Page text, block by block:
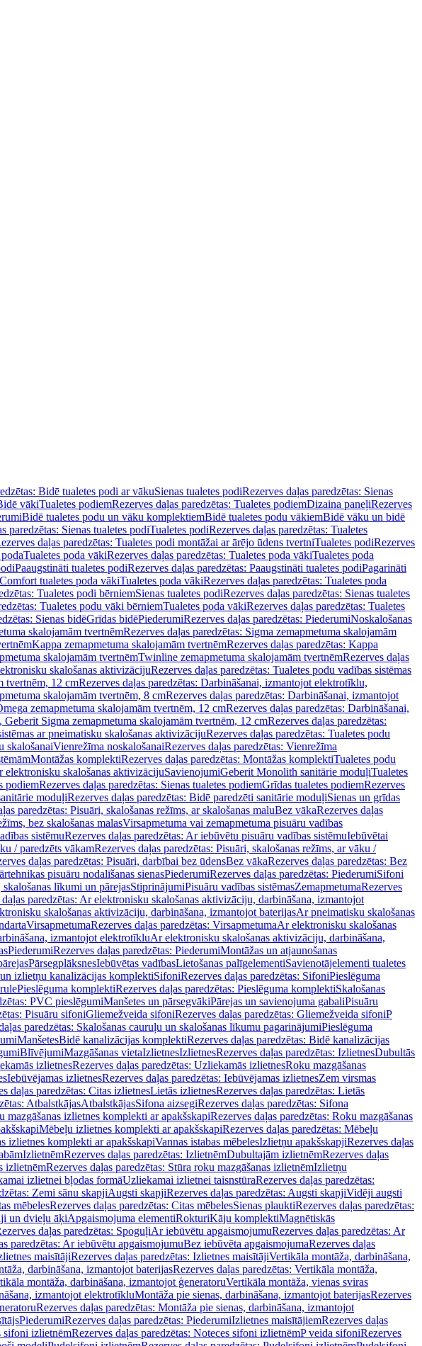
Bidē tualetes podi ar vākuSienas tualetes podiRezerves daļas paredzētas: Sienas
vākiTualetes podiemRezerves daļas paredzētas: Tualetes podiemDizaina paneļiRezerves
Bidē tualetes podu un vāku komplektiemBidē tualetes podu vākiemBidē vāku un bidē
paredzētas: Sienas tualetes podiTualetes podiRezerves daļas paredzētas: Tualetes
daļas paredzētas: Tualetes podi montāžai ar ārējo ūdens tvertniTualetes podiRezerves
Tualetes poda vākiRezerves daļas paredzētas: Tualetes poda vākiTualetes poda
Paaugstināti tualetes podiRezerves daļas paredzētas: Paaugstināti tualetes podiPagarināti
tualetes poda vākiTualetes poda vākiRezerves daļas paredzētas: Tualetes poda
Tualetes podi bērniemSienas tualetes podiRezerves daļas paredzētas: Sienas tualetes
Tualetes podu vāki bērniemTualetes poda vākiRezerves daļas paredzētas: Tualetes
Sienas bidēGrīdas bidēPiederumiRezerves daļas paredzētas: PiederumiNoskalošanas
skalojamām tvertnēmRezerves daļas paredzētas: Sigma zemapmetuma skalojamām
Kappa zemapmetuma skalojamām tvertnēmRezerves daļas paredzētas: Kappa
skalojamām tvertnēmTwinline zemapmetuma skalojamām tvertnēmRezerves daļas
skalošanas aktivizācijuRezerves daļas paredzētas: Tualetes podu vadības sistēmas
tvertnēm, 12 cmRezerves daļas paredzētas: Darbināšanai, izmantojot elektrotīklu,
skalojamām tvertnēm, 8 cmRezerves daļas paredzētas: Darbināšanai, izmantojot
zemapmetuma skalojamām tvertnēm, 12 cmRezerves daļas paredzētas: Darbināšanai,
Sigma zemapmetuma skalojamām tvertnēm, 12 cmRezerves daļas paredzētas:
ar pneimatisku skalošanas aktivizācijuRezerves daļas paredzētas: Tualetes podu
skalošanaiVienrežīma noskalošanaiRezerves daļas paredzētas: Vienrežīma
Montāžas komplektiRezerves daļas paredzētas: Montāžas komplektiTualetes podu
elektronisku skalošanas aktivizācijuSavienojumiGeberit Monolith sanitārie moduļiTualetes
podiemRezerves daļas paredzētas: Sienas tualetes podiemGrīdas tualetes podiemRezerves
moduļiRezerves daļas paredzētas: Bidē paredzēti sanitārie moduļiSienas un grīdas
paredzētas: Pisuāri, skalošanas režīms, ar skalošanas maluBez vākaRezerves daļas
bez skalošanas malasVirsapmetuma vai zemapmetuma pisuāru vadības
sistēmuRezerves daļas paredzētas: Ar iebūvētu pisuāru vadības sistēmuIebūvētai
/ paredzēts vākamRezerves daļas paredzētas: Pisuāri, skalošanas režīms, ar vāku /
daļas paredzētas: Pisuāri, darbībai bez ūdensBez vākaRezerves daļas paredzētas: Bez
pisuāru nodalīšanas sienasPiederumiRezerves daļas paredzētas: PiederumiSifoni
skalošanas līkumi un pārejasStiprinājumiPisuāru vadības sistēmasZemapmetumaRezerves
daļas paredzētas: Ar elektronisku skalošanas aktivizāciju, darbināšana, izmantojot
skalošanas aktivizāciju, darbināšana, izmantojot baterijasAr pneimatisku skalošanas
VirsapmetumaRezerves daļas paredzētas: VirsapmetumaAr elektronisku skalošanas
izmantojot elektrotīkluAr elektronisku skalošanas aktivizāciju, darbināšana,
PiederumiRezerves daļas paredzētas: PiederumiMontāžas un atjaunošanas
PārsegplāksnesIebūvētas vadībasLietošanas palīgelementiSavienotājelementi tualetes
izlietņu kanalizācijas komplektiSifoniRezerves daļas paredzētas: SifoniPieslēguma
Pieslēguma komplektiRezerves daļas paredzētas: Pieslēguma komplektiSkalošanas
PVC pieslēgumiManšetes un pārsegvākiPārejas un savienojuma gabaliPisuāru
Pisuāru sifoniGliemežveida sifoniRezerves daļas paredzētas: Gliemežveida sifoniP
paredzētas: Skalošanas cauruļu un skalošanas līkumu pagarinājumiPieslēguma
ManšetesBidē kanalizācijas komplektiRezerves daļas paredzētas: Bidē kanalizācijas
BlīvējumiMazgāšanas vietaIzlietnesIzlietnesRezerves daļas paredzētas: IzlietnesDubultās
izlietnesRezerves daļas paredzētas: Uzliekamās izlietnesRoku mazgāšanas
Iebūvējamas izlietnesRezerves daļas paredzētas: Iebūvējamas izlietnesZem virsmas
daļas paredzētas: Citas izlietnesLietās izlietnesRezerves daļas paredzētas: Lietās
AtbalstkājasAtbalstkājasSifona aizsegiRezerves daļas paredzētas: Sifona
mazgāšanas izlietnes komplekti ar apakšskapiRezerves daļas paredzētas: Roku mazgāšanas
Mēbeļu izlietnes komplekti ar apakšskapiRezerves daļas paredzētas: Mēbeļu
izlietnes komplekti ar apakšskapiVannas istabas mēbelesIzlietņu apakšskapjiRezerves daļas
IzlietnēmRezerves daļas paredzētas: IzlietnēmDubultajām izlietnēmRezerves daļas
izlietnēmRezerves daļas paredzētas: Stūra roku mazgāšanas izlietnēmIzlietņu
izlietnei bļodas formāUzliekamai izlietnei taisnstūraRezerves daļas paredzētas:
Zemi sānu skapjiAugsti skapjiRezerves daļas paredzētas: Augsti skapjiVidēji augsti
mēbelesRezerves daļas paredzētas: Citas mēbelesSienas plauktiRezerves daļas paredzētas:
un dvieļu āķiApgaismojuma elementiRokturiKāju komplektiMagnētiskās
daļas paredzētas: SpoguļiAr iebūvētu apgaismojumuRezerves daļas paredzētas: Ar
paredzētas: Ar iebūvētu apgaismojumuBez iebūvēta apgaismojumaRezerves daļas
maisītājiRezerves daļas paredzētas: Izlietnes maisītājiVertikāla montāža, darbināšana,
darbināšana, izmantojot baterijasRezerves daļas paredzētas: Vertikāla montāža,
montāža, darbināšana, izmantojot ģeneratoruVertikāla montāža, vienas sviras
izmantojot elektrotīkluMontāža pie sienas, darbināšana, izmantojot baterijasRezerves
Rezerves daļas paredzētas: Montāža pie sienas, darbināšana, izmantojot
PiederumiRezerves daļas paredzētas: PiederumiIzlietnes maisītājiemRezerves daļas
sifoni izlietnēmRezerves daļas paredzētas: Noteces sifoni izlietnēmP veida sifoniRezerves